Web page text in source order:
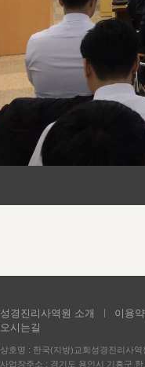
성경진리사역원 소개 이용
오시는길
상호명 : 한국(지방)교회성경진리사역
사업장주소 : 경기도 용인시 기흥구